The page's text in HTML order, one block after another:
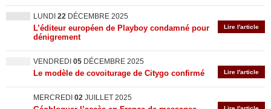
LUNDI 22 DÉCEMBRE 2025
Lire l'article
L’éditeur européen de Playboy condamné pour
dénigrement
VENDREDI 05 DÉCEMBRE 2025
Lire l'article
Le modèle de covoiturage de Citygo confirmé
MERCREDI 02 JUILLET 2025